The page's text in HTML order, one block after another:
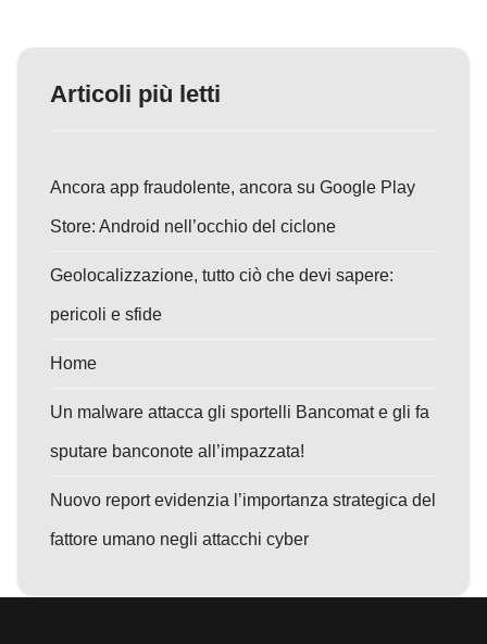
Articoli più letti
Ancora app fraudolente, ancora su Google Play
Store: Android nell’occhio del ciclone
Geolocalizzazione, tutto ciò che devi sapere:
pericoli e sfide
Home
Un malware attacca gli sportelli Bancomat e gli fa
sputare banconote all’impazzata!
Nuovo report evidenzia l’importanza strategica del
fattore umano negli attacchi cyber